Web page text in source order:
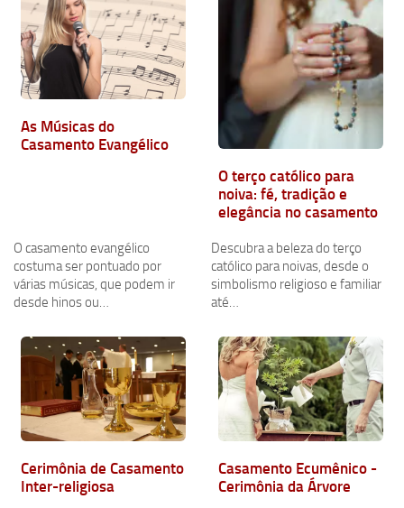
As Músicas do
Casamento Evangélico
O casamento evangélico
costuma ser pontuado por
várias músicas, que podem ir
desde hinos ou…
O terço católico para
noiva: fé, tradição e
elegância no casamento
Descubra a beleza do terço
católico para noivas, desde o
simbolismo religioso e familiar
até…
Cerimônia de Casamento
Inter-religiosa
Casamento Ecumênico -
Cerimônia da Árvore